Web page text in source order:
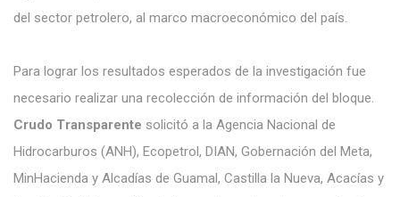
del sector petrolero, al marco macroeconómico del país.
Para lograr los resultados esperados de la investigación fue
necesario realizar una recolección de información del bloque.
Crudo Transparente solicitó a la Agencia Nacional de
Hidrocarburos (ANH), Ecopetrol, DIAN, Gobernación del Meta,
MinHacienda y Alcadías de Guamal, Castilla la Nueva, Acacías y